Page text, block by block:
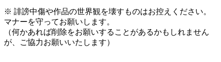
※ 誹謗中傷や作品の世界観を壊すものはお控えください。
マナーを守ってお願いします。
（何かあれば削除をお願いすることがあるかもしれません
が、ご協力お願いいたします）